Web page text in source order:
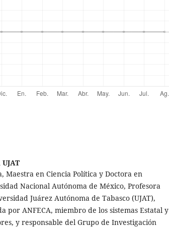
UJAT
Maestra en Ciencia Política y Doctora en
Nacional Autónoma de México, Profesora
Juárez Autónoma de Tabasco (UJAT),
por ANFECA, miembro de los sistemas Estatal y
y responsable del Grupo de Investigación